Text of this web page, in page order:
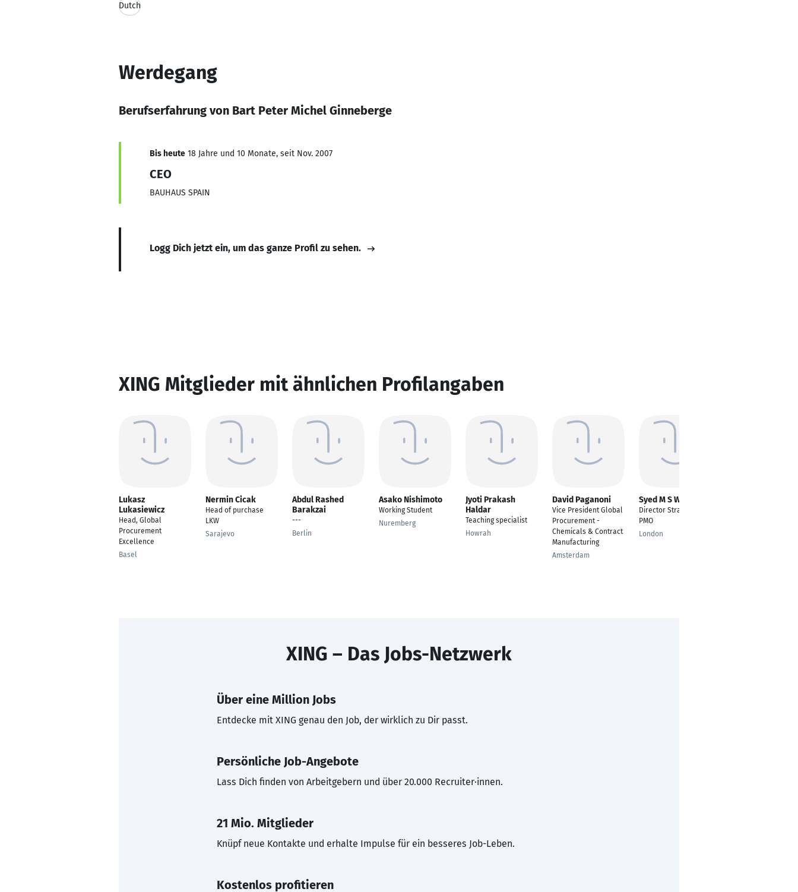
Dutch
Werdegang
Berufserfahrung von Bart Peter Michel Ginneberge
Bis heute 18 Jahre und 10 Monate, seit Nov. 2007
CEO
BAUHAUS SPAIN
Logg Dich jetzt ein, um das ganze Profil zu sehen.
XING Mitglieder mit ähnlichen Profilangaben
Lukasz
Lukasiewicz
Head, Global
Procurement
Excellence
Basel
Nermin Cicak
Head of purchase
LKW
Sarajevo
Abdul Rashed
Barakzai
---
Berlin
Asako Nishimoto
Working Student
Nuremberg
Jyoti Prakash
Haldar
Teaching specialist
Howrah
David Paganoni
Vice President Global
Procurement -
Chemicals & Contract
Manufacturing
Amsterdam
Syed M S Wajid
Director Strategy &
PMO
London
XING – Das Jobs-Netzwerk
Über eine Million Jobs
Entdecke mit XING genau den Job, der wirklich zu Dir passt.
Persönliche Job-Angebote
Lass Dich finden von Arbeitgebern und über 20.000 Recruiter·innen.
21 Mio. Mitglieder
Knüpf neue Kontakte und erhalte Impulse für ein besseres Job-Leben.
Kostenlos profitieren